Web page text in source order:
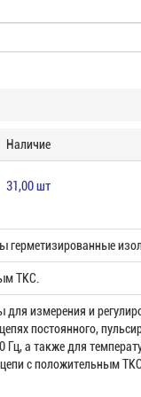
Наличие
31,00 шт
герметизированные
ТКС.
для измерения и
постоянного,
Гц, а также для
с положительным ТКС.